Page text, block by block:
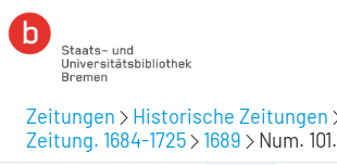
Zeitungen Historische Zeitungen
Zeitung. 1684-1725
1689 Num. 101.